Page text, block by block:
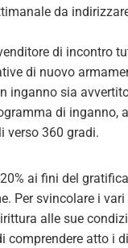
da
di incontro
di nuovo
inganno sia
di inganno,
verso 360 gradi.
ai fini del
Per svincolare i
alle sue
atto i